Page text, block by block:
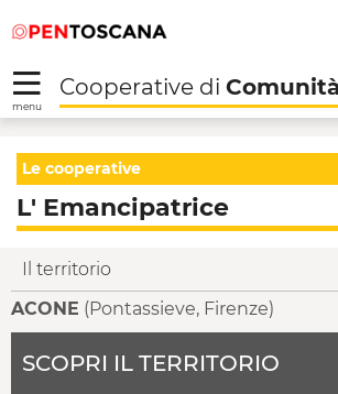
Skip to Main Content
alal
menu
Cooperative di Comunità
L'
Le cooperative
L' Emancipatrice
Il territorio
ACONE (Pontassieve, Firenze)
SCOPRI IL TERRITORIO